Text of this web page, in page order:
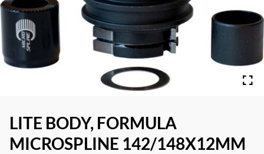
LITE BODY, FORMULA
MICROSPLINE 142/148X12MM